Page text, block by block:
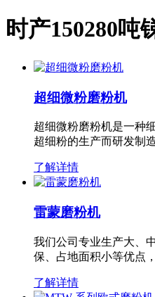
时产150280吨
超细微粉磨粉机
超细微粉磨粉机是一种
超细粉的生产而研发制
了解详情
雷蒙磨粉机
我们公司专业生产大、
保、占地面积小等优点
了解详情